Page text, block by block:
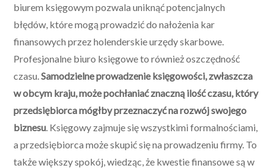
biurem księgowym pozwala uniknąć potencjalnych
błędów, które mogą prowadzić do nałożenia kar
finansowych przez holenderskie urzędy skarbowe.
Profesjonalne biuro księgowe to również oszczędność
czasu.Samodzielne prowadzenie księgowości, zwłaszcza
w obcym kraju, może pochłaniać znaczną ilość czasu, który
przedsiębiorca mógłby przeznaczyć na rozwój swojego
biznesu . Księgowy zajmuje się wszystkimi formalnościami,
a przedsiębiorca może skupić się na prowadzeniu firmy. To
także większy spokój, wiedząc, że kwestie finansowe są w